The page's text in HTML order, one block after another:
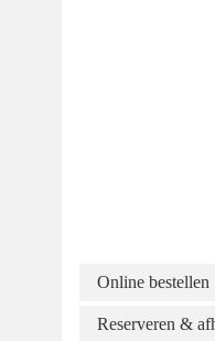
Online bestellen
Reserveren &